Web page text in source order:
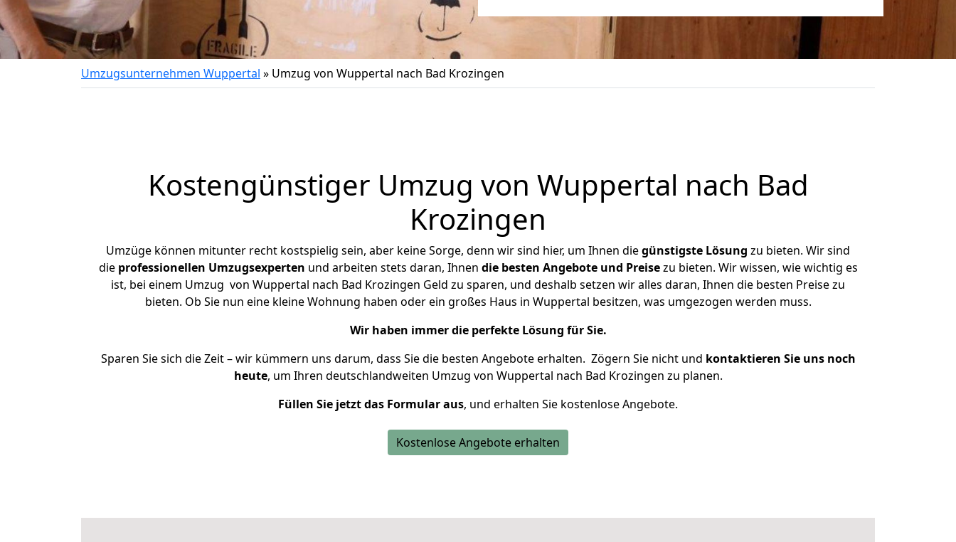
Umzugsunternehmen Wuppertal » Umzug von Wuppertal nach Bad Krozingen
Kostengünstiger Umzug von Wuppertal nach Bad
Krozingen
Umzüge können mitunter recht kostspielig sein, aber keine Sorge, denn wir sind hier, um Ihnen diegünstigste Lösung zu bieten. Wir sind
die professionellen Umzugsexperten und arbeiten stets daran, Ihnen die besten Angebote und Preisezu bieten. Wir wissen, wie wichtig es
ist, bei einem Umzug von Wuppertal nach Bad Krozingen Geld zu sparen, und deshalb setzen wir alles daran, Ihnen die besten Preise zu
bieten. Ob Sie nun eine kleine Wohnung haben oder ein großes Haus in Wuppertal besitzen, was umgezogen werden muss.
Wir haben immer die perfekte Lösung für Sie.
Sparen Sie sich die Zeit – wir kümmern uns darum, dass Sie die besten Angebote erhalten. Zögern Sie nicht und kontaktieren Sie uns noch
heute, um Ihren deutschlandweiten Umzug von Wuppertal nach Bad Krozingen zu planen.
Füllen Sie jetzt das Formular aus, und erhalten Sie kostenlose Angebote.
Kostenlose Angebote erhalten